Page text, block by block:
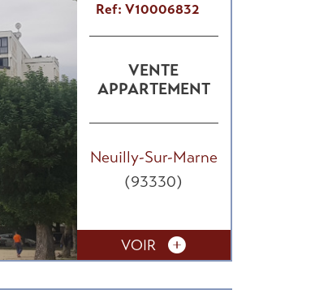
Ref: V10006832
VENTE
APPARTEMENT
Neuilly-Sur-Marne
(93330)
VOIR